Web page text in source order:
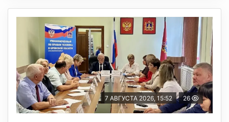
7 АВГУСТА 2026, 15:52 26